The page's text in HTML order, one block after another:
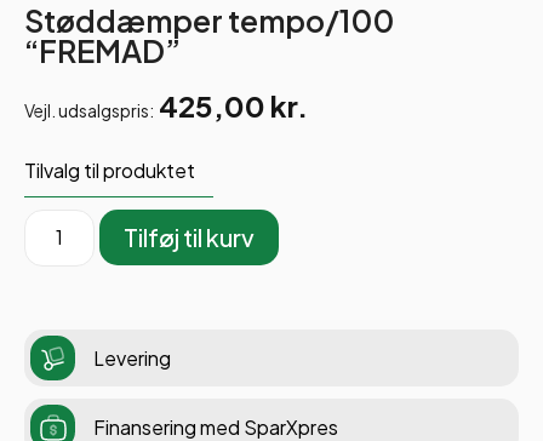
Støddæmper tempo/100
“FREMAD”
Vejl. udsalgspris: 425,00 kr.
Tilvalg til produktet
Tilføj til kurv
Levering
Finansering med SparXpres